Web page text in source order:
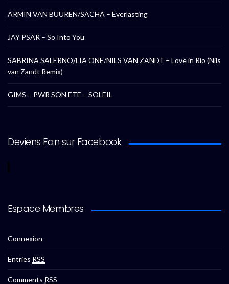
ARMIN VAN BUUREN/SACHA – Everlasting
JAY PSAR – So Into You
SABRINA SALERNO/LIA ONE/NILS VAN ZANDT – Love in Rio (Nils
van Zandt Remix)
GIMS – PWR SON ETE – SOLEIL
Deviens Fan sur Facebook
Espace Membres
Connexion
Entries RSS
Comments RSS